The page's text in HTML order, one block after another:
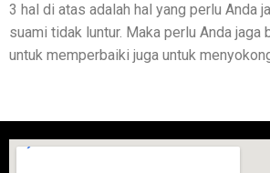
3 hal di atas adalah hal yang perlu Anda
suami tidak luntur. Maka perlu Anda jaga
untuk memperbaiki juga untuk